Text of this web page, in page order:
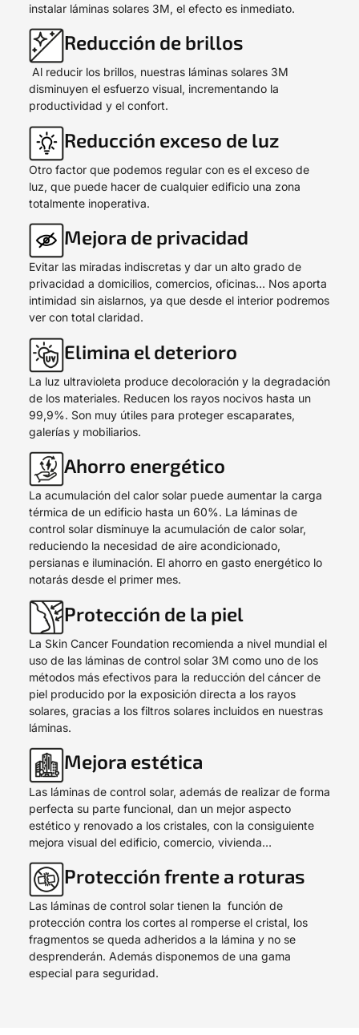
instalar láminas solares 3M, el efecto es inmediato.
Reducción de brillos
Al reducir los brillos, nuestras láminas solares 3M
disminuyen el esfuerzo visual, incrementando la
productividad y el confort.
Reducción exceso de luz
Otro factor que podemos regular con es el exceso de
luz, que puede hacer de cualquier edificio una zona
totalmente inoperativa.
Mejora de privacidad
Evitar las miradas indiscretas y dar un alto grado de
privacidad a domicilios, comercios, oficinas… Nos aporta
intimidad sin aislarnos, ya que desde el interior podremos
ver con total claridad.
Elimina el deterioro
La luz ultravioleta produce decoloración y la degradación
de los materiales. Reducen los rayos nocivos hasta un
99,9%. Son muy útiles para proteger escaparates,
galerías y mobiliarios.
Ahorro energético
La acumulación del calor solar puede aumentar la carga
térmica de un edificio hasta un 60%. La láminas de
control solar disminuye la acumulación de calor solar,
reduciendo la necesidad de aire acondicionado,
persianas e iluminación. El ahorro en gasto energético lo
notarás desde el primer mes.
Protección de la piel
La Skin Cancer Foundation recomienda a nivel mundial el
uso de las láminas de control solar 3M como uno de los
métodos más efectivos para la reducción del cáncer de
piel producido por la exposición directa a los rayos
solares, gracias a los filtros solares incluidos en nuestras
láminas.
Mejora estética
Las láminas de control solar, además de realizar de forma
perfecta su parte funcional, dan un mejor aspecto
estético y renovado a los cristales, con la consiguiente
mejora visual del edificio, comercio, vivienda…
Protección frente a roturas
Las láminas de control solar tienen la función de
protección contra los cortes al romperse el cristal, los
fragmentos se queda adheridos a la lámina y no se
desprenderán. Además disponemos de una gama
especial para seguridad.